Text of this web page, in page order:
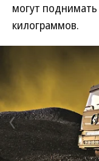
могут
килограммов.